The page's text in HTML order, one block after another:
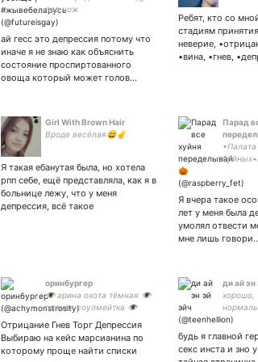
под нож
ай гесс это депрессия потому что
иначе я не знаю как объяснить
состояние проспиртованного
овоща который может голов…
Ребят, кто со
стадиям
неверие,
•вина, •гнев,
Girl With Brown Hair
Вроде весёлая😄✌
Я такая ебанутая была, но хотела
рпп себе, ещё представляла, как я в
больнице лежу, что у меня
депрессия, всё такое
Парад
• ауф•
Я вчера такое
лет у меня была
умолял отвести
мне лишь
оринбургер
👁️ арина охота тёмная 👁️
пивная соулмейтка 👁️
Отрицание Гнев Торг Депрессия
Выбираю на кейс марсианина по
которому проще найти списки
ди ай эн
хорошо,
будь я главной
секс инста и зно